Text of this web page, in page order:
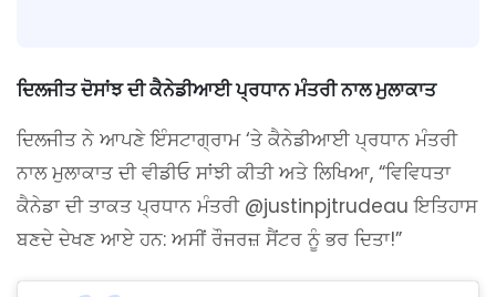
ਦਿਲਜੀਤ ਦੋਸਾਂਝ ਦੀ ਕੈਨੇਡੀਆਈ ਪ੍ਰਧਾਨ ਮੰਤਰੀ ਨਾਲ ਮੁਲਾਕਾਤ
ਦਿਲਜੀਤ ਨੇ ਆਪਣੇ ਇੰਸਟਾਗ੍ਰਾਮ ‘ਤੇ ਕੈਨੇਡੀਆਈ ਪ੍ਰਧਾਨ ਮੰਤਰੀ
ਨਾਲ ਮੁਲਾਕਾਤ ਦੀ ਵੀਡੀਓ ਸਾਂਝੀ ਕੀਤੀ ਅਤੇ ਲਿਖਿਆ, “ਵਿਵਿਧਤਾ
ਕੈਨੇਡਾ ਦੀ ਤਾਕਤ ਪ੍ਰਧਾਨ ਮੰਤਰੀ @justinpjtrudeau ਇਤਿਹਾਸ
ਬਣਦੇ ਦੇਖਣ ਆਏ ਹਨ: ਅਸੀਂ ਰੌਜਰਜ਼ ਸੈਂਟਰ ਨੂੰ ਭਰ ਦਿਤਾ!”